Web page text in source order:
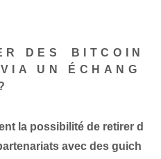
DES ⁢BITCOIN
UN ÉCHANG
la possibilité de retirer d
avec des guich